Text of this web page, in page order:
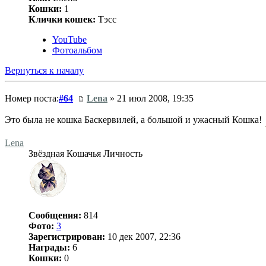
Кошки: 1
Клички кошек: Тэсс
YouTube
Фотоальбом
Вернуться к началу
Номер поста:#64 Lena » 21 июл 2008, 19:35
Это была не кошка Баскервилей, а большой и ужасный Кошка!
Lena
Звёздная Кошачья Личность
Сообщения: 814
Фото: 3
Зарегистрирован: 10 дек 2007, 22:36
Награды: 6
Кошки: 0